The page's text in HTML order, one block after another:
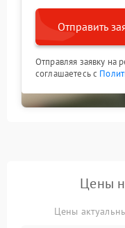
Отправить
Отправляя заявку на
соглашаетесь с
Цены
Цены